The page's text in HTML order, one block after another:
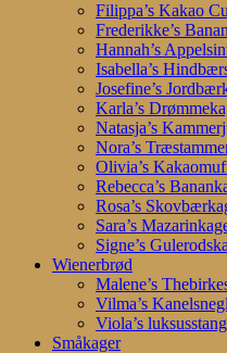
Filippa’s Kakao
Frederikke’s
Hannah’s
Isabella’s
Josefine’s
Karla’s
Natasja’s
Nora’s
Olivia’s
Rebecca’s
Rosa’s
Sara’s
Signe’s
Wienerbrød
Malene’s
Vilma’s
Viola’s luksusstang
Småkager